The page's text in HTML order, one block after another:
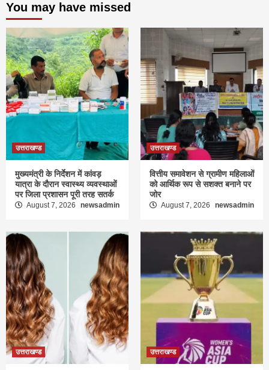
You may have missed
उत्तराखण्ड
मुख्यमंत्री के निर्देशन में कांवड़
यात्रा के दौरान स्वास्थ्य व्यवस्थाओं
पर जिला प्रशासन पूरी तरह सतर्क
August 7, 2026 newsadmin
उत्तराखण्ड
वित्तीय समावेशन से ग्रामीण महिलाओं
को आर्थिक रूप से सशक्त बनाने पर
जोर
August 7, 2026 newsadmin
उत्तराखण्ड उत्तराखण्ड